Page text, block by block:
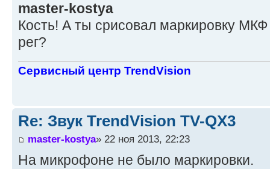
master-kostya
Кость! А ты срисовал маркировку
рег?
Сервисный центр TrendVision
Re: Звук TrendVision TV-QX3
master-kostya» 22 ноя 2013, 22:23
На микрофоне не было маркировки.